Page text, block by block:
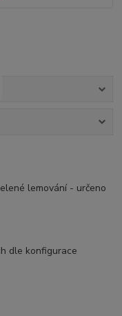
lemování - určeno
dle konfigurace